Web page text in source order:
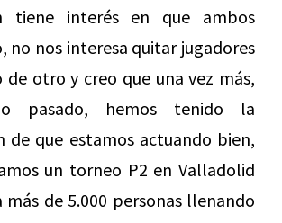
tiene interés en que ambos
no nos interesa quitar jugadores
de otro y creo que una vez más,
pasado, hemos tenido la
de que estamos actuando bien,
un torneo P2 en Valladolid
de 5.000 personas llenando